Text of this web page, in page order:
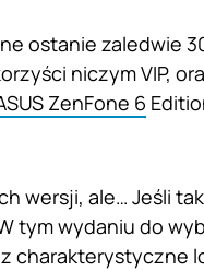
ostanie zaledwie
niczym VIP,
ZenFone 6
wersji, ale… Jeśli
tym wydaniu do
charakterystyczne